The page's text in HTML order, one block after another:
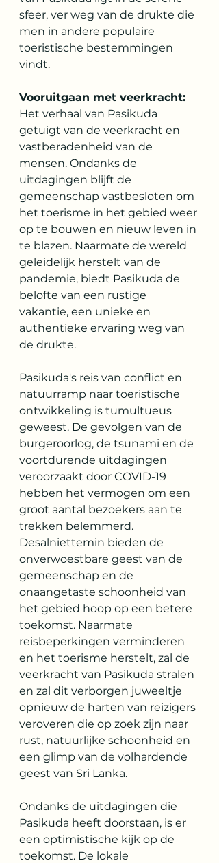
sfeer, ver weg van de drukte die
men in andere populaire
toeristische bestemmingen
vindt.
Vooruitgaan met veerkracht:
Het verhaal van Pasikuda
getuigt van de veerkracht en
vastberadenheid van de
mensen. Ondanks de
uitdagingen blijft de
gemeenschap vastbesloten om
het toerisme in het gebied weer
op te bouwen en nieuw leven in
te blazen. Naarmate de wereld
geleidelijk herstelt van de
pandemie, biedt Pasikuda de
belofte van een rustige
vakantie, een unieke en
authentieke ervaring weg van
de drukte.
Pasikuda's reis van conflict en
natuurramp naar toeristische
ontwikkeling is tumultueus
geweest. De gevolgen van de
burgeroorlog, de tsunami en de
voortdurende uitdagingen
veroorzaakt door COVID-19
hebben het vermogen om een
groot aantal bezoekers aan te
trekken belemmerd.
Desalniettemin bieden de
onverwoestbare geest van de
gemeenschap en de
onaangetaste schoonheid van
het gebied hoop op een betere
toekomst. Naarmate
reisbeperkingen verminderen
en het toerisme herstelt, zal de
veerkracht van Pasikuda stralen
en zal dit verborgen juweeltje
opnieuw de harten van reizigers
veroveren die op zoek zijn naar
rust, natuurlijke schoonheid en
een glimp van de volhardende
geest van Sri Lanka.
Ondanks de uitdagingen die
Pasikuda heeft doorstaan, is er
een optimistische kijk op de
toekomst. De lokale